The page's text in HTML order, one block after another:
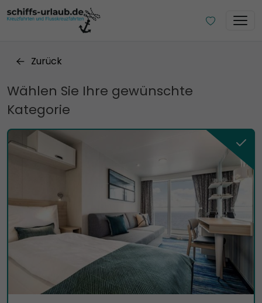
Zurück
Wählen Sie Ihre gewünschte
Kategorie